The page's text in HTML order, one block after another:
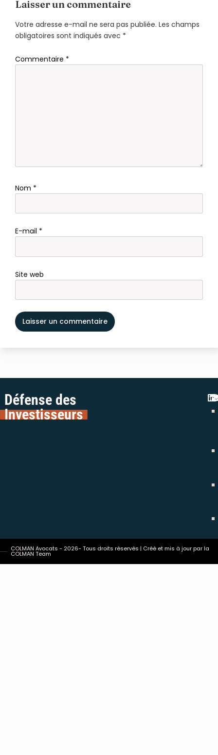
Laisser un commentaire
Votre adresse e-mail ne sera pas publiée. Les champs
obligatoires sont indiqués avec *
Commentaire *
Nom *
E-mail *
Site web
Défense des
Investisseurs
COLMAN Avocats - 2026- Tous droits réservés | Créé et mis à jour par la
COLMAN Team